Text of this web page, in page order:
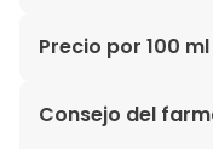
Sorbato de Potasio
Precio por 100 ml
4,84€ / 100 ml
Consejo del